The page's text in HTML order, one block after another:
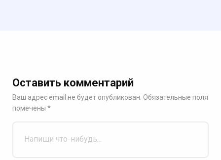
Оставить комментарий
Ваш адрес email не будет опубликован. Обязательные поля
помечены *